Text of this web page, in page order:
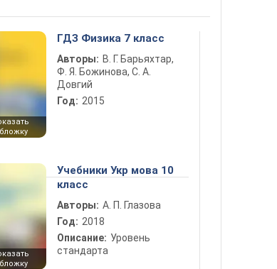
ГДЗ Физика 7 класс
Авторы: В. Г. Барьяхтар,
Ф. Я. Божинова, С. А.
Довгий
Год: 2015
Учебники Укр мова 10
класс
Авторы: А. П. Глазова
Год: 2018
Описание: Уровень
стандарта